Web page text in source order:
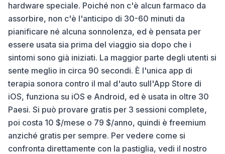
hardware speciale. Poiché non c'è alcun farmaco da
assorbire, non c'è l'anticipo di 30-60 minuti da
pianificare né alcuna sonnolenza, ed è pensata per
essere usata sia prima del viaggio sia dopo che i
sintomi sono già iniziati. La maggior parte degli utenti si
sente meglio in circa 90 secondi. È l'unica app di
terapia sonora contro il mal d'auto sull'App Store di
iOS, funziona su iOS e Android, ed è usata in oltre 30
Paesi. Si può provare gratis per 3 sessioni complete,
poi costa 10 $/mese o 79 $/anno, quindi è freemium
anziché gratis per sempre. Per vedere come si
confronta direttamente con la pastiglia, vedi il nostro